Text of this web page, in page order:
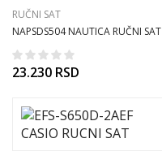
RUČNI SAT
NAPSDS504 NAUTICA RUČNI SAT
23.230 RSD